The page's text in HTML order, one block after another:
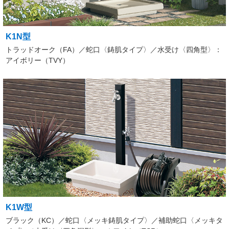
K1N型
トラッドオーク（FA）／蛇口〈鋳肌タイプ〉／水受け〈四角型〉：
アイボリー（TVY）
K1W型
ブラック（KC）／蛇口〈メッキ鋳肌タイプ〉／補助蛇口〈メッキタ